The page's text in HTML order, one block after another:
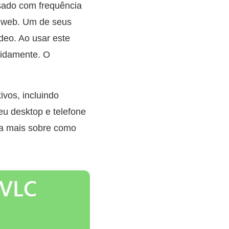
com frequência
Um de seus
Ao usar este
O
incluindo
desktop e telefone
mais sobre como